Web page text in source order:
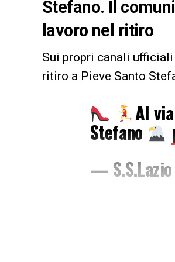
Stefano. Il
lavoro nel ritiro
Sui propri canali
ritiro a Pieve Santo
Al
Stefano
—
LA PLAYLIST DELLE